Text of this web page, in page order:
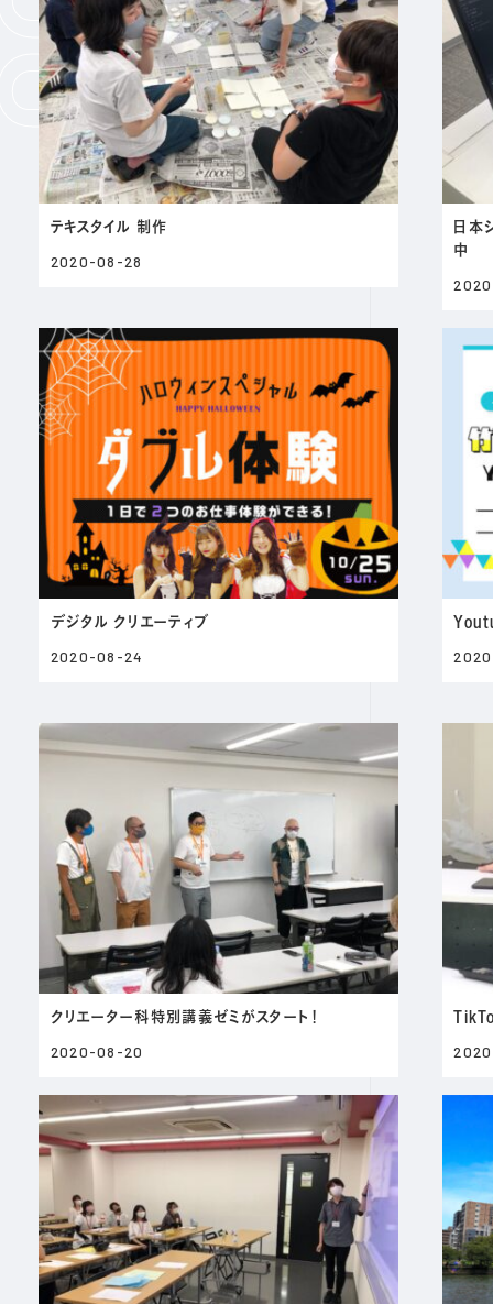
テキスタイル 制作
2020-08-28
日本
中
デジタル クリエーティブ
2020-08-24
クリエーター科特別講義ゼミがスタート！
2020-08-20